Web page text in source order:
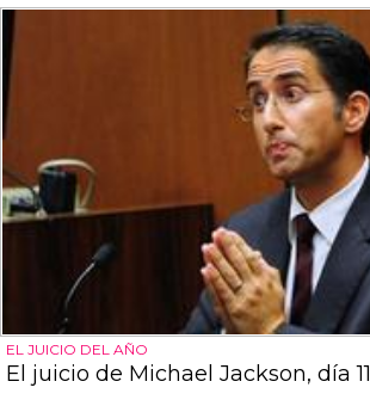
EL JUICIO DEL AÑO
El juicio de Michael Jackson, día 11